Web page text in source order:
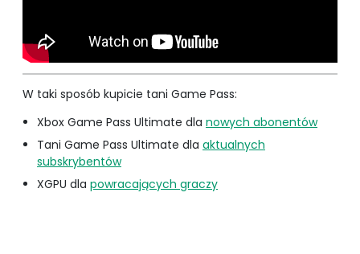
W taki sposób kupicie tani Game Pass:
Xbox Game Pass Ultimate dla nowych abonentów
Tani Game Pass Ultimate dla aktualnych
subskrybentów
XGPU dla powracających graczy